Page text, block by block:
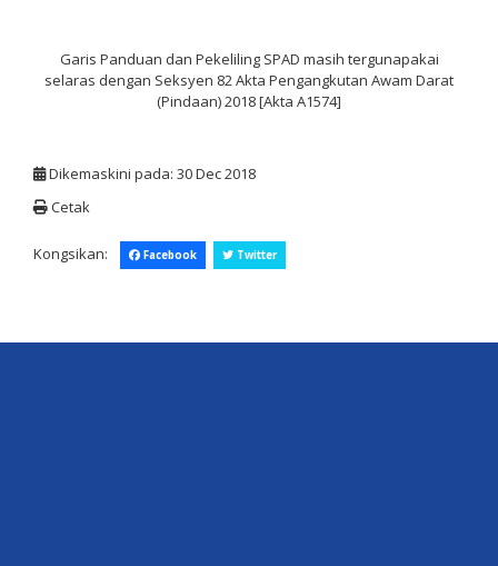
Garis Panduan dan Pekeliling SPAD masih tergunapakai
selaras dengan Seksyen 82 Akta Pengangkutan Awam Darat
(Pindaan) 2018 [Akta A1574]
Dikemaskini pada: 30 Dec 2018
Cetak
Kongsikan: Facebook Twitter